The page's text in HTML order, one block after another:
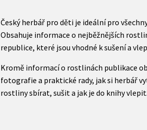
Český herbář pro děti je ideální pro
Obsahuje informace o nejběžnějších
republice, které jsou vhodné k sušení a
Kromě informací o rostlinách publikace
fotografie a praktické rady, jak si herbář
rostliny sbírat, sušit a jak je do knihy vlepit.